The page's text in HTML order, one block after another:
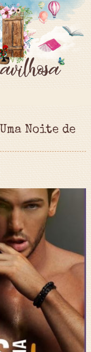
Uma Noite de